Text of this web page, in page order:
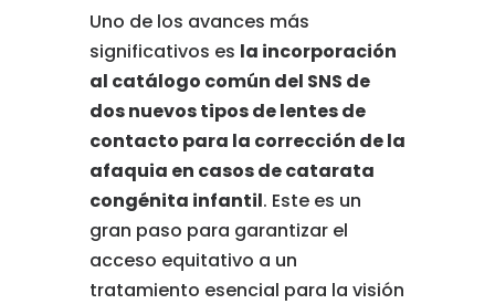
Uno de los avances más
significativos es la incorporación
al catálogo común del SNS de
dosnuevostiposdelentesde
contacto para la corrección dela
afaquia en casosdecatarata
congénita infantil. Este es un
gran paso para garantizar el
acceso equitativo a un
tratamiento esencial para la visión